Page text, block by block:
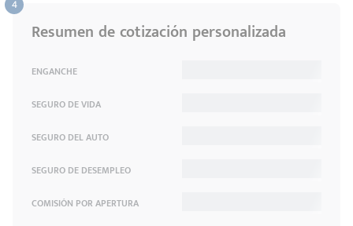
Resumen de cotización personalizada
ENGANCHE
SEGURO DE VIDA
SEGURO DEL AUTO
SEGURO DE DESEMPLEO
COMISIÓN POR APERTURA